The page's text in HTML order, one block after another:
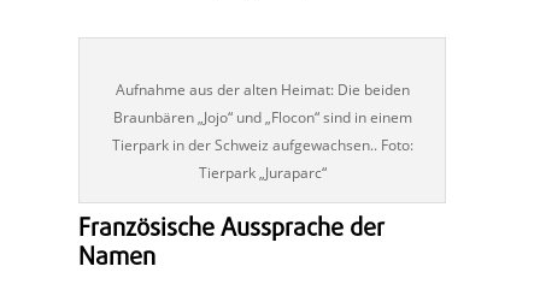
Aufnahme aus der alten Heimat: Die beiden
Braunbären „Jojo“ und „Flocon“ sind in einem
Tierpark in der Schweiz aufgewachsen.. Foto:
Tierpark „Juraparc“
Französische Aussprache der
Namen